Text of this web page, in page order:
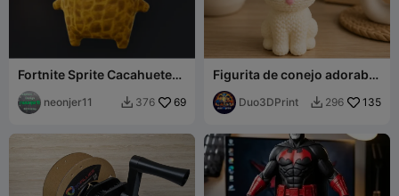
Fortnite Sprite Cacahuete
Quemado (14)
neonjer11  376 69
Figurita de conejo adorable
– Conejo estilo ganchillo
Duo3DPrint  296 135